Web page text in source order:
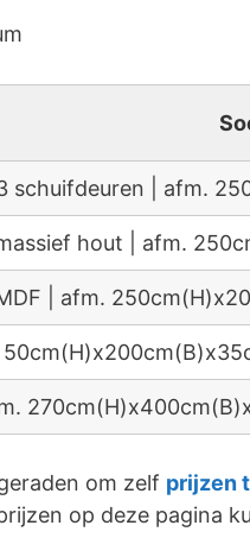
schuifdeuren | afm.
hout | afm.
| afm.
om zelf prijzen
op deze pagina